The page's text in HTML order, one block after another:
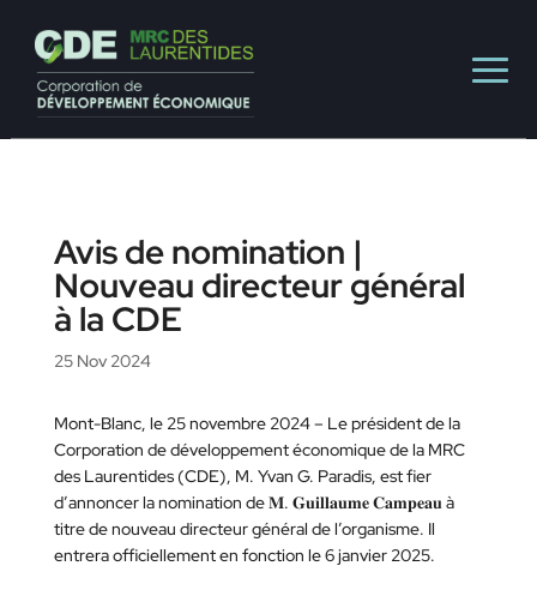
Avis de nomination |
Nouveau directeur général
à la CDE
25 Nov 2024
Mont-Blanc, le 25 novembre 2024 – Le président de la
Corporation de développement économique de la MRC
des Laurentides (CDE), M. Yvan G. Paradis, est fier
d’annoncer la nomination de 𝐌. 𝐆𝐮𝐢𝐥𝐥𝐚𝐮𝐦𝐞 𝐂𝐚𝐦𝐩𝐞𝐚𝐮 à
titre de nouveau directeur général de l’organisme. Il
entrera officiellement en fonction le 6 janvier 2025.